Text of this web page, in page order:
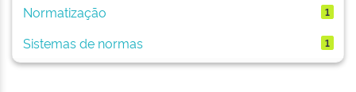
Normatização 1
Sistemas de normas 1